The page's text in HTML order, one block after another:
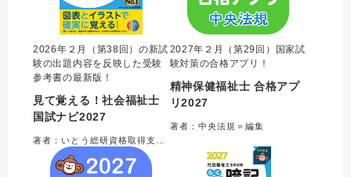
2026年２月（第38回）の新試
験の出題内容を反映した受験
参考書の最新版！
見て覚える！社会福祉士
国試ナビ2027
2027年２月（第29回）国家試
験対策の合格アプリ！
精神保健福祉士 合格アプ
リ2027
著者：中央法規＝編集